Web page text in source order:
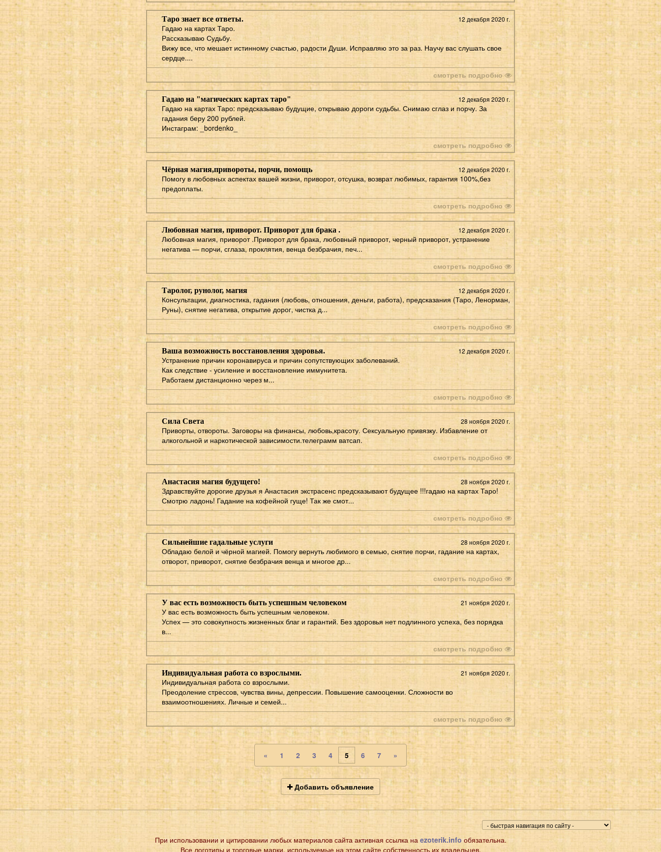
12 декабря 2020 г.
Таро знает все ответы.
Гадаю на картах Таро.
Рассказываю Судьбу.
Вижу все, что мешает истинному счастью, радости Души. Исправляю это за раз. Научу вас слушать свое
сердце....
смотреть подробно
12 декабря 2020 г.
Гадаю на "магических картах таро"
Гадаю на картах Таро: предсказываю будущие, открываю дороги судьбы. Снимаю сглаз и порчу. За
гадания беру 200 рублей.
Инстаграм: _bordenko_
смотреть подробно
12 декабря 2020 г.
Чёрная магия,привороты, порчи, помощь
Помогу в любовных аспектах вашей жизни, приворот, отсушка, возврат любимых, гарантия 100%,без
предоплаты.
смотреть подробно
12 декабря 2020 г.
Любовная магия, приворот. Приворот для брака .
Любовная магия, приворот .Приворот для брака, любовный приворот, черный приворот, устранение
негатива — порчи, сглаза, проклятия, венца безбрачия, печ...
смотреть подробно
12 декабря 2020 г.
Таролог, рунолог, магия
Консультации, диагностика, гадания (любовь, отношения, деньги, работа), предсказания (Таро, Ленорман,
Руны), снятие негатива, открытие дорог, чистка д...
смотреть подробно
12 декабря 2020 г.
Ваша возможность восстановления здоровья.
Устранение причин коронавируса и причин сопутствующих заболеваний.
Как следствие - усиление и восстановление иммунитета.
Работаем дистанционно через м...
смотреть подробно
28 ноября 2020 г.
Сила Света
Приворты, отвороты. Заговоры на финансы, любовь,красоту. Сексуальную привязку. Избавление от
алкогольной и наркотической зависимости.телеграмм ватсап.
смотреть подробно
28 ноября 2020 г.
Анастасия магия будущего!
Здравствуйте дорогие друзья я Анастасия экстрасенс предсказывают будущее !!!гадаю на картах Таро!
Смотрю ладонь! Гадание на кофейной гуще! Так же смот...
смотреть подробно
28 ноября 2020 г.
Сильнейшие гадальные услуги
Обладаю белой и чёрной магией. Помогу вернуть любимого в семью, снятие порчи, гадание на картах,
отворот, приворот, снятие безбрачия венца и многое др...
смотреть подробно
21 ноября 2020 г.
У вас есть возможность быть успешным человеком
У вас есть возможность быть успешным человеком.
Успех — это совокупность жизненных благ и гарантий. Без здоровья нет подлинного успеха, без порядка
в...
смотреть подробно
21 ноября 2020 г.
Индивидуальная работа со взрослыми.
Индивидуальная работа со взрослыми.
Преодоление стрессов, чувства вины, депрессии. Повышение самооценки. Сложности во
взаимоотношениях. Личные и семей...
смотреть подробно
« 1 2 3 4 5 6 7 »
Добавить объявление
При использовании и цитировании любых материалов сайта активная ссылка на ezoterik.infoобязательна.
Все логотипы и торговые марки, используемые на этом сайте собственность их владельцев.